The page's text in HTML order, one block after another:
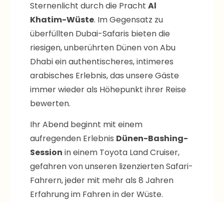
Khatim-Wüste. Im Gegensatz zu
überfüllten Dubai-Safaris bieten die
riesigen, unberührten Dünen von Abu
Dhabi ein authentischeres, intimeres
arabisches Erlebnis, das unsere Gäste
immer wieder als Höhepunkt ihrer Reise
bewerten.
aufregenden Erlebnis Dünen-Bashing-
Sessionin einem Toyota Land Cruiser,
gefahren von unseren lizenzierten Safari-
Fahrern, jeder mit mehr als 8 Jahren
Erfahrung im Fahren in der Wüste.
Während die Sonne die Dünen in